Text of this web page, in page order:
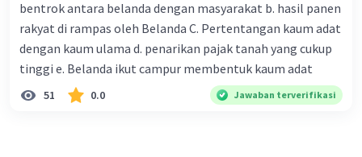
bentrok antara belanda dengan masyarakat b. hasil panen
rakyat di rampas oleh Belanda C. Pertentangan kaum adat
dengan kaum ulama d. penarikan pajak tanah yang cukup
tinggi e. Belanda ikut campur membentuk kaum adat
51 0.0 Jawaban terverifikasi